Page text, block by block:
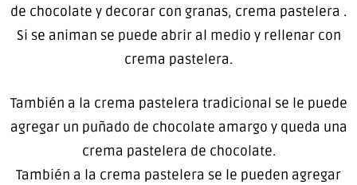
de chocolate y decorar con granas, crema pastelera .
Si se animan se puede abrir al medio y rellenar con
crema pastelera.
También a la crema pastelera tradicional se le puede
agregar un puñado de chocolate amargo y queda una
crema pastelera de chocolate.
También a la crema pastelera se le pueden agregar